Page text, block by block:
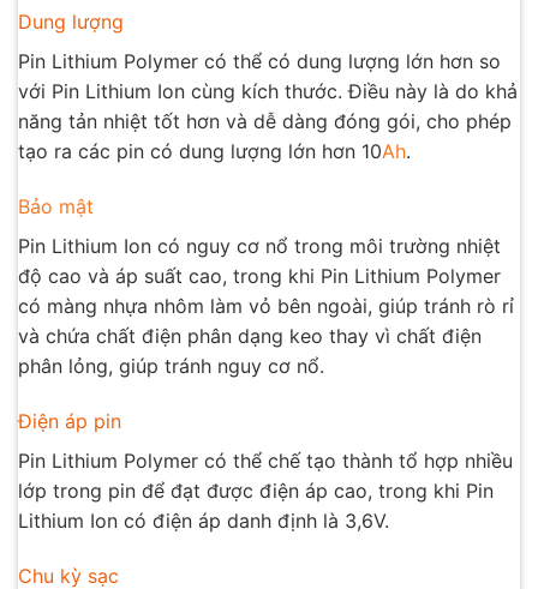
Dung lượng
Pin Lithium Polymer có thể có dung lượng lớn hơn so
với Pin Lithium Ion cùng kích thước. Điều này là do khả
năng tản nhiệt tốt hơn và dễ dàng đóng gói, cho phép
tạo ra các pin có dung lượng lớn hơn 10Ah.
Bảo mật
Pin Lithium Ion có nguy cơ nổ trong môi trường nhiệt
độ cao và áp suất cao, trong khi Pin Lithium Polymer
có màng nhựa nhôm làm vỏ bên ngoài, giúp tránh rò rỉ
và chứa chất điện phân dạng keo thay vì chất điện
phân lỏng, giúp tránh nguy cơ nổ.
Điện áp pin
Pin Lithium Polymer có thể chế tạo thành tổ hợp nhiều
lớp trong pin để đạt được điện áp cao, trong khi Pin
Lithium Ion có điện áp danh định là 3,6V.
Chu kỳ sạc